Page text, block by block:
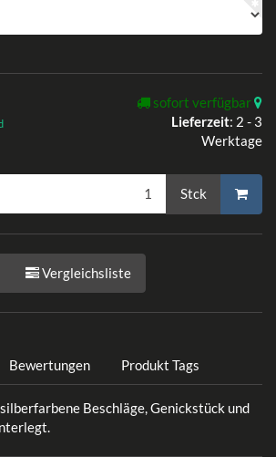
sofort verfügbar
Lieferzeit: 2 - 3
Werktage
Stck
Vergleichsliste
Bewertungen Produkt Tags
Beschläge, Genickstück und